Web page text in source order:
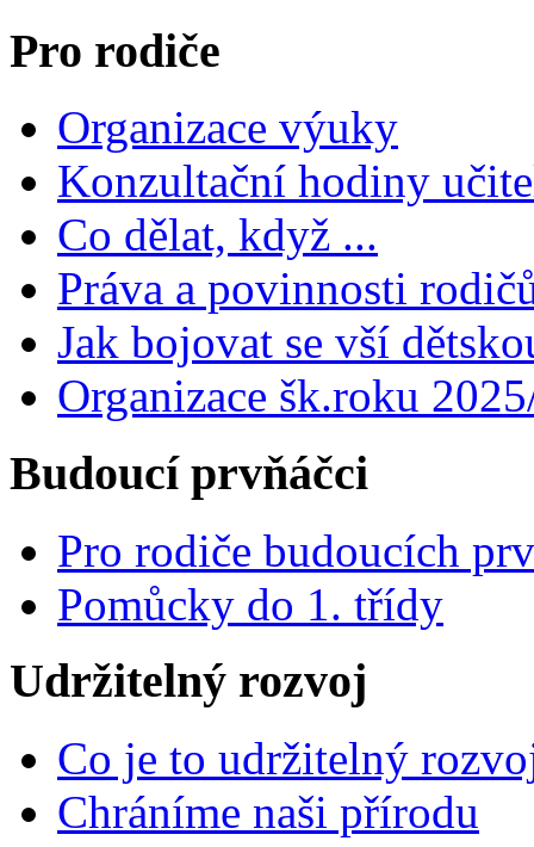
Pro rodiče
Organizace výuky
Konzultační hodiny
Co dělat, když ...
Práva a povinnosti
Jak bojovat se vší
Organizace šk.roku
Budoucí prvňáčci
Pro rodiče budoucích
Pomůcky do 1. třídy
Udržitelný rozvoj
Co je to udržitelný
Chráníme naši přírodu